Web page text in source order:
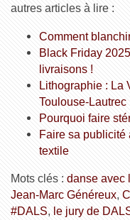
autres articles à lire :
Comment
Black Friday
livraisons !
Lithographie : La
Toulouse-Lautrec
Pourquoi faire
Faire sa publicité
textile
Mots clés : danse avec
Jean-Marc Généreux,
#DALS, le jury de